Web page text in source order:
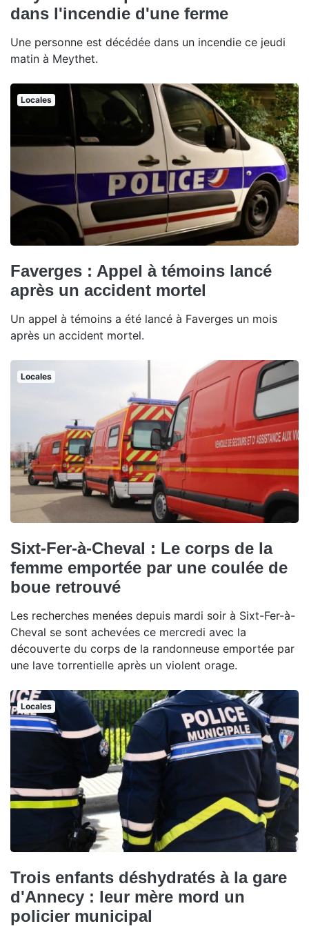
dans l'incendie d'une ferme
Une personne est décédée dans un incendie ce jeudi
matin à Meythet.
Locales
Faverges : Appel à témoins lancé
après un accident mortel
Un appel à témoins a été lancé à Faverges un mois
après un accident mortel.
Locales
Sixt-Fer-à-Cheval : Le corps de la
femme emportée par une coulée de
boue retrouvé
Les recherches menées depuis mardi soir à Sixt-Fer-à-
Cheval se sont achevées ce mercredi avec la
découverte du corps de la randonneuse emportée par
une lave torrentielle après un violent orage.
Locales
Trois enfants déshydratés à la gare
d'Annecy : leur mère mord un
policier municipal